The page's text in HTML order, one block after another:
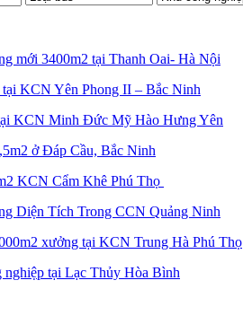
mới 3400m2 tại Thanh Oai- Hà Nội
tại KCN Yên Phong II – Bắc Ninh
KCN Minh Đức Mỹ Hào Hưng Yên
ở Đáp Cầu, Bắc Ninh
KCN Cẩm Khê Phú Thọ
Diện Tích Trong CCN Quảng Ninh
xưởng tại KCN Trung Hà Phú Thọ
nghiệp tại Lạc Thủy Hòa Bình